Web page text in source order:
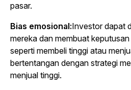
pasar.
Bias emosional:Investor dapat
mereka dan membuat
seperti membeli tinggi atau
bertentangan dengan strategi
menjual tinggi.